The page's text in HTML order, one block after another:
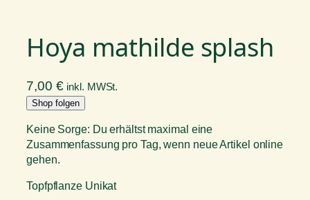
Hoya mathilde splash
7,00 € inkl. MWSt.
Shop folgen
Keine Sorge: Du erhältst maximal eine
Zusammenfassung pro Tag, wenn neue Artikel online
gehen.
Topfpflanze Unikat